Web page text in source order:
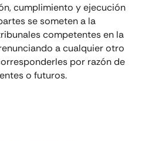
cumplimiento y ejecución
se someten a la
competentes en la
a cualquier otro
por razón de
o futuros.